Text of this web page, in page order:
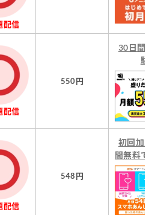
配信
配信
550円
30日間
験
配信
548円
初回加
間無料で